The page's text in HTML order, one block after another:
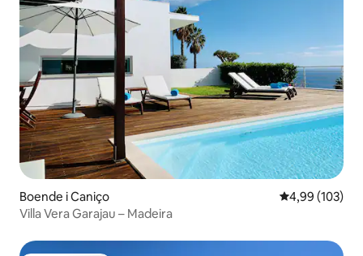
Boende i Caniço 4,99 av 5 i
4,99 (103)
Villa Vera Garajau – Madeira